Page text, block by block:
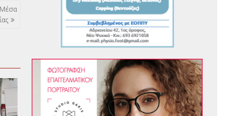
Μέσα